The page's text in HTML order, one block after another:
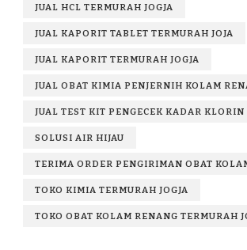
JUAL HCL TERMURAH JOGJA
JUAL KAPORIT TABLET TERMURAH JOJA
JUAL KAPORIT TERMURAH JOGJA
JUAL OBAT KIMIA PENJERNIH KOLAM
JUAL TEST KIT PENGECEK KADAR KLORIN
SOLUSI AIR HIJAU
TERIMA ORDER PENGIRIMAN OBAT
TOKO KIMIA TERMURAH JOGJA
TOKO OBAT KOLAM RENANG TERMURAH